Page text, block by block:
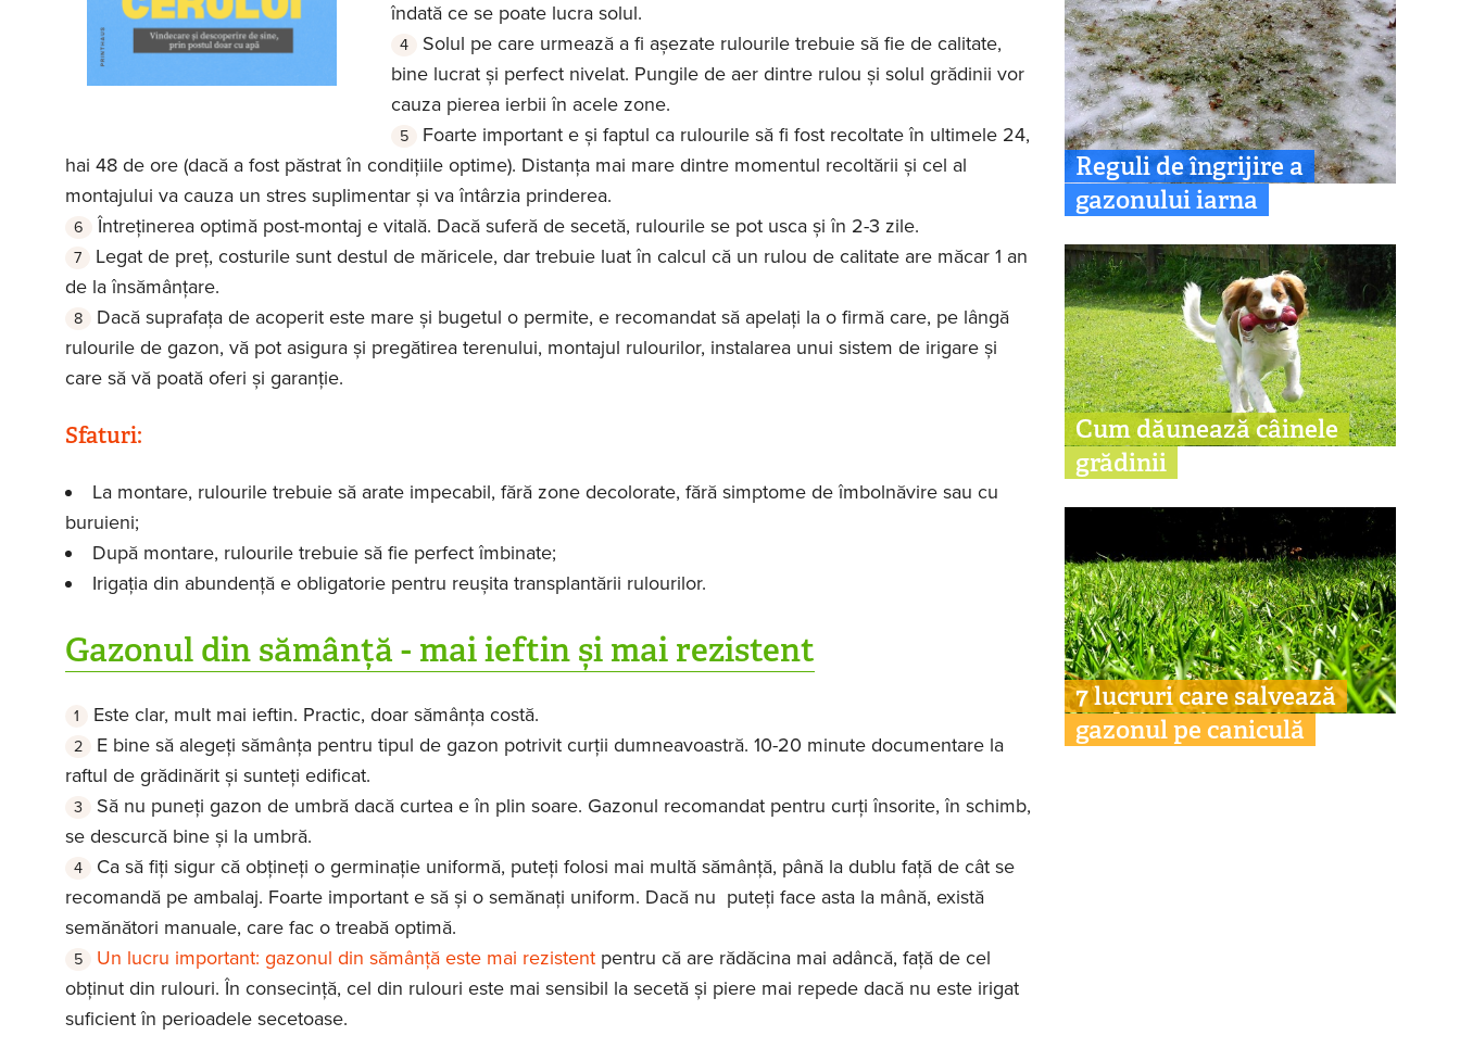
îndată ce se poate lucra solul.
Solul pe care urmează a fi așezate rulourile trebuie să fie de calitate,
bine lucrat și perfect nivelat. Pungile de aer dintre rulou și solul grădinii vor
cauza pierea ierbii în acele zone.
Foarte important e și faptul ca rulourile să fi fost recoltate în ultimele 24,
hai 48 de ore (dacă a fost păstrat în condițiile optime). Distanța mai mare dintre momentul recoltării și cel al
montajului va cauza un stres suplimentar și va întârzia prinderea.
Întreținerea optimă post-montaj e vitală. Dacă suferă de secetă, rulourile se pot usca și în 2-3 zile.
Legat de preț, costurile sunt destul de măricele, dar trebuie luat în calcul că un rulou de calitate are măcar 1 an
de la însămânțare.
Dacă suprafața de acoperit este mare și bugetul o permite, e recomandat să apelați la o firmă care, pe lângă
rulourile de gazon, vă pot asigura și pregătirea terenului, montajul rulourilor, instalarea unui sistem de irigare și
care să vă poată oferi și garanție.
Sfaturi:
La montare, rulourile trebuie să arate impecabil, fără zone decolorate, fără simptome de îmbolnăvire sau cu
buruieni;
După montare, rulourile trebuie să fie perfect îmbinate;
Irigația din abundență e obligatorie pentru reușita transplantării rulourilor.
Gazonul din sămânță - mai ieftin și mai rezistent
Este clar, mult mai ieftin. Practic, doar sămânța costă.
E bine să alegeți sămânța pentru tipul de gazon potrivit curții dumneavoastră. 10-20 minute documentare la
raftul de grădinărit și sunteți edificat.
Să nu puneți gazon de umbră dacă curtea e în plin soare. Gazonul recomandat pentru curți însorite, în schimb,
se descurcă bine și la umbră.
Ca să fiți sigur că obțineți o germinație uniformă, puteți folosi mai multă sămânță, până la dublu față de cât se
recomandă pe ambalaj. Foarte important e să și o semănați uniform. Dacă nu puteți face asta la mână, există
semănători manuale, care fac o treabă optimă.
Un lucru important: gazonul din sămânță este mai rezistentpentru că are rădăcina mai adâncă, față de cel
obținut din rulouri. În consecință, cel din rulouri este mai sensibil la secetă și piere mai repede dacă nu este irigat
suficient în perioadele secetoase.
Reguli de îngrijire a
gazonului iarna
Cum dăunează câinele
grădinii
7 lucruri care salvează
gazonul pe caniculă